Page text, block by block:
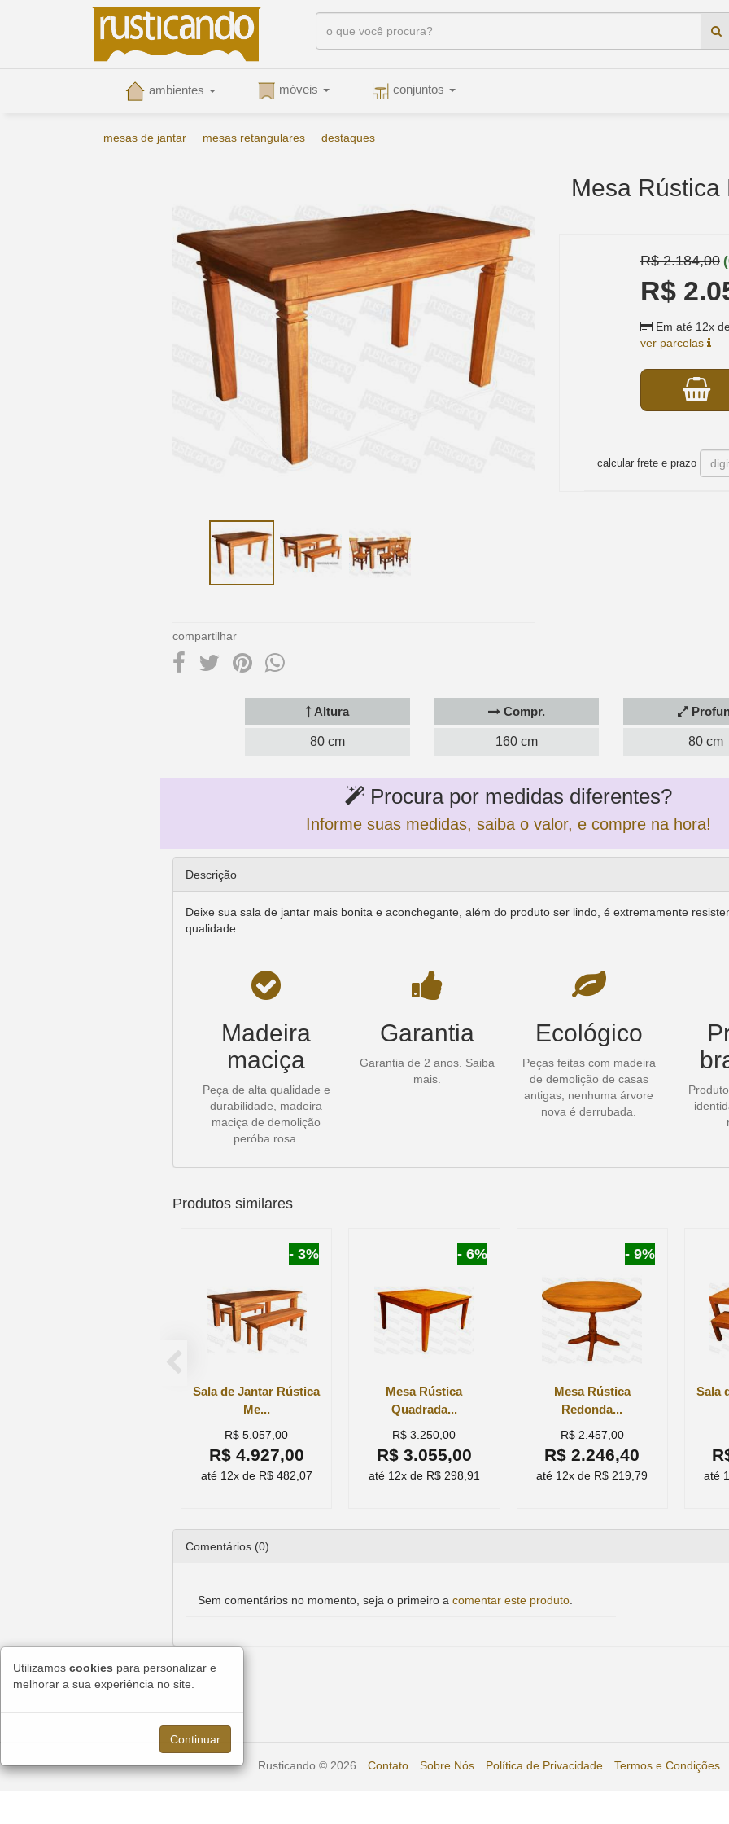
ambientes móveis conjuntos
Utilizamos cookies para personalizar e
melhorar a sua experiência no site.
Continuar
mesas de jantar mesas retangulares destaques
compartilhar
Mesa Rústica
R$ 2.184,00
R$
Em até 12x
ver parcelas
calcular frete e prazo
Altura
80 cm
Compr.
160 cm 80 cm
Procura por medidas diferentes?
Informe suas medidas, saiba o valor, e compre na hora!
Descrição
Deixe sua sala de jantar mais bonita e aconchegante, além do produto ser lindo, é extremamente
qualidade.
Madeira
maciça
Peça de alta qualidade e
durabilidade, madeira
maciça de demolição
peróba rosa.
Garantia
Garantia de 2 anos. Saiba
mais.
Ecológico
Peças feitas com madeira
de demolição de casas
antigas, nenhuma árvore
nova é derrubada.
Produtos similares
- 3%
Sala de Jantar Rústica
Me...
R$ 5.057,00
R$ 4.927,00
até 12x de R$ 482,07
- 6%
Mesa Rústica
Quadrada...
R$ 3.250,00
R$ 3.055,00
até 12x de R$ 298,91
- 9%
Mesa Rústica
Redonda...
R$ 2.457,00
R$ 2.246,40
até 12x de R$ 219,79
Sala
até
Comentários (0)
Sem comentários no momento, seja o primeiro a comentar este produto
Rusticando © 2026 Contato Sobre Nós Política de Privacidade Termos e Condições